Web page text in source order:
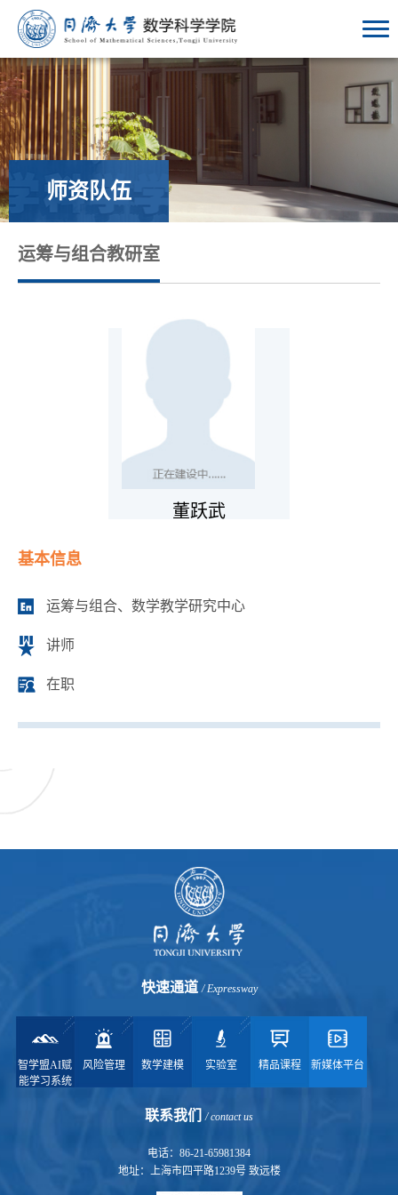
师资队伍
运筹与组合教研室
基本信息
运筹与组合、数学教学研究中心
讲师
在职
董跃武
快速通道 / Expressway
智学盟AI赋
能学习系统
风险管理 数学建模 实验室 精品课程 新媒体平台
联系我们 / contact us
电话：86-21-65981384
地址：上海市四平路1239号 致远楼